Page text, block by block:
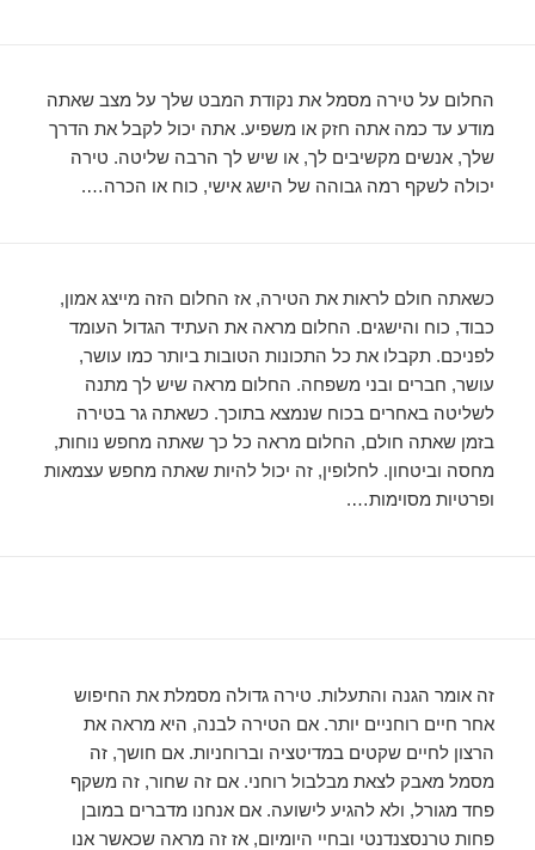
החלום על טירה מסמל את נקודת המבט שלך על מצב שאתה
מודע עד כמה אתה חזק או משפיע. אתה יכול לקבל את הדרך
שלך, אנשים מקשיבים לך, או שיש לך הרבה שליטה. טירה
יכולה לשקף רמה גבוהה של הישג אישי, כוח או הכרה….
כשאתה חולם לראות את הטירה, אז החלום הזה מייצג אמון,
כבוד, כוח והישגים. החלום מראה את העתיד הגדול העומד
לפניכם. תקבלו את כל התכונות הטובות ביותר כמו עושר,
עושר, חברים ובני משפחה. החלום מראה שיש לך מתנה
לשליטה באחרים בכוח שנמצא בתוכך. כשאתה גר בטירה
בזמן שאתה חולם, החלום מראה כל כך שאתה מחפש נוחות,
מחסה וביטחון. לחלופין, זה יכול להיות שאתה מחפש עצמאות
ופרטיות מסוימות….
זה אומר הגנה והתעלות. טירה גדולה מסמלת את החיפוש
אחר חיים רוחניים יותר. אם הטירה לבנה, היא מראה את
הרצון לחיים שקטים במדיטציה וברוחניות. אם חושך, זה
מסמל מאבק לצאת מבלבול רוחני. אם זה שחור, זה משקף
פחד מגורל, ולא להגיע לישועה. אם אנחנו מדברים במובן
פחות טרנסצנדנטי ובחיי היומיום, אז זה מראה שכאשר אנו